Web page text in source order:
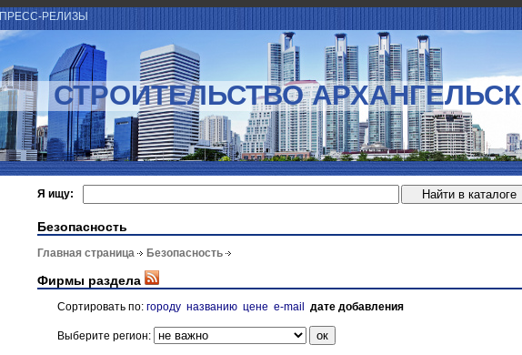
ПРЕСС-РЕЛИЗЫ
СТРОИТЕЛЬСТВО АРХАНГЕЛЬСК
Я ищу:
Безопасность
Главная страница Безопасность
Фирмы раздела
Сортировать по: городу названию цене e-mail дате добавления
Выберите регион: